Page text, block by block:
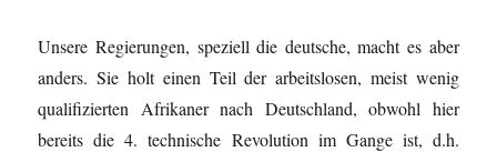
Unsere Regierungen, speziell die deutsche, macht es aber
anders. Sie holt einen Teil der arbeitslosen, meist wenig
qualifizierten Afrikaner nach Deutschland, obwohl hier
bereits die 4. technische Revolution im Gange ist, d.h.